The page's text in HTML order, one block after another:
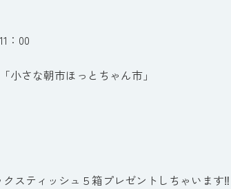
：00
小さな朝市ほっとちゃん市」
スティッシュ５箱プレゼントしちゃいます‼